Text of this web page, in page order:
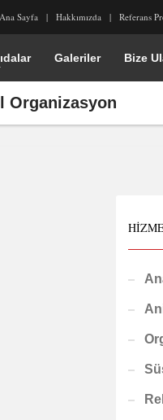
Ana Sayfa Hakkımızda Referans
Galeriler Bize
Organizasyon